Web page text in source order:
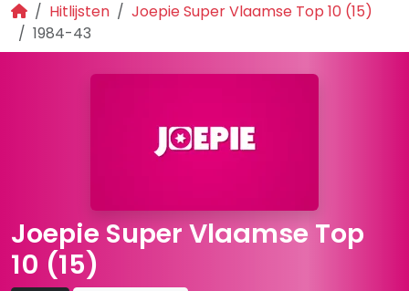
Hitlijsten
Joepie Super Vlaamse Top 10 (15)
1984-43
Joepie Super Vlaamse Top
10 (15)